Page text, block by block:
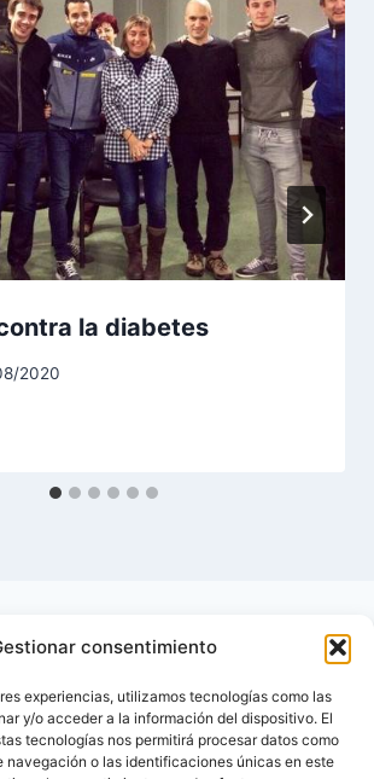
consentimiento
experiencias, utilizamos tecnologías como las
y/o acceder a la información del dispositivo. El
tecnologías nos permitirá procesar datos como
navegación o las identificaciones únicas en este
la diabetes
2020